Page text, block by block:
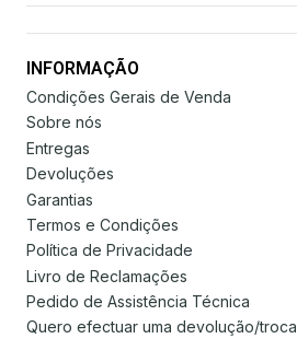
INFORMAÇÃO
Condições Gerais de Venda
Sobre nós
Entregas
Devoluções
Garantias
Termos e Condições
Política de Privacidade
Livro de Reclamações
Pedido de Assistência Técnica
Quero efectuar uma devolução/troca